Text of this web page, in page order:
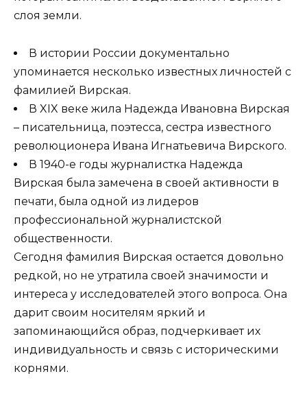
слоя земли.
В истории России документально
упоминается несколько известных личностей с
фамилией Вирская.
В XIX веке жила Надежда Ивановна Вирская
– писательница, поэтесса, сестра известного
революционера Ивана Игнатьевича Вирского.
В 1940-е годы журналистка Надежда
Вирская была замечена в своей активности в
печати, была одной из лидеров
профессиональной журналистской
общественности.
Сегодня фамилия Вирская остается довольно
редкой, но не утратила своей значимости и
интереса у исследователей этого вопроса. Она
дарит своим носителям яркий и
запоминающийся образ, подчеркивает их
индивидуальность и связь с историческими
корнями.